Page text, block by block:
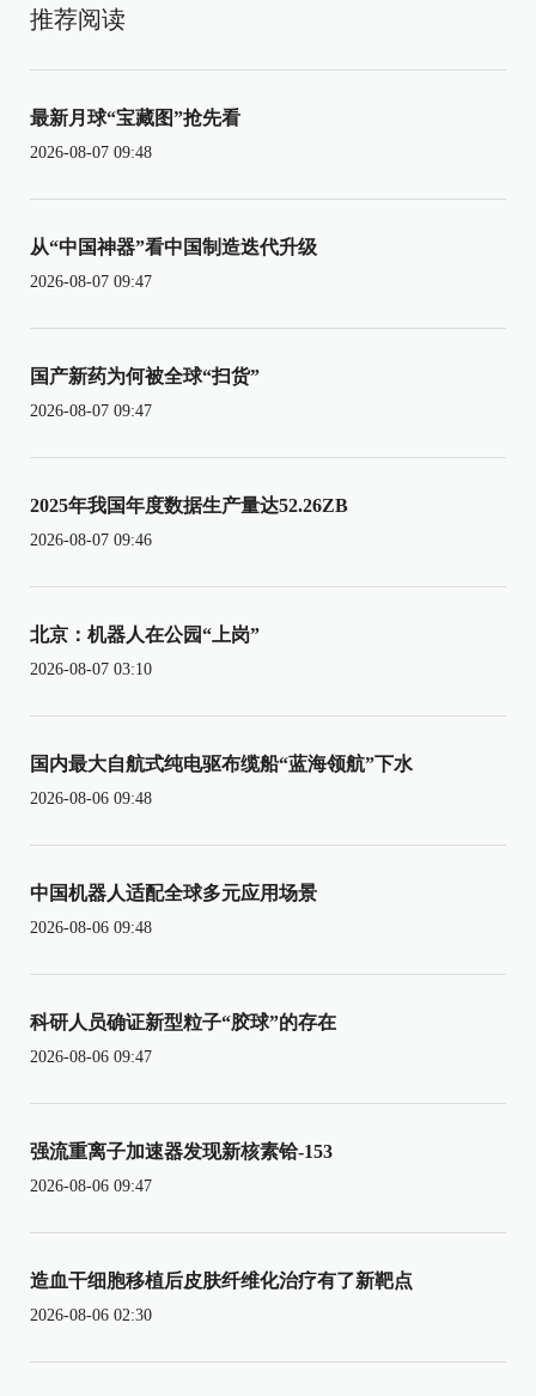
推荐阅读
最新月球“宝藏图”抢先看
2026-08-07 09:48
从“中国神器”看中国制造迭代升级
2026-08-07 09:47
国产新药为何被全球“扫货”
2026-08-07 09:47
2025年我国年度数据生产量达52.26ZB
2026-08-07 09:46
北京：机器人在公园“上岗”
2026-08-07 03:10
国内最大自航式纯电驱布缆船“蓝海领航”下水
2026-08-06 09:48
中国机器人适配全球多元应用场景
2026-08-06 09:48
科研人员确证新型粒子“胶球”的存在
2026-08-06 09:47
强流重离子加速器发现新核素铪-153
2026-08-06 09:47
造血干细胞移植后皮肤纤维化治疗有了新靶点
2026-08-06 02:30